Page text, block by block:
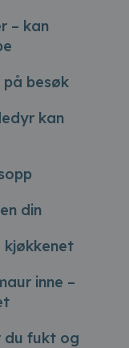
– kan
besøk
kan
din
kjøkkenet
inne –
du fukt og